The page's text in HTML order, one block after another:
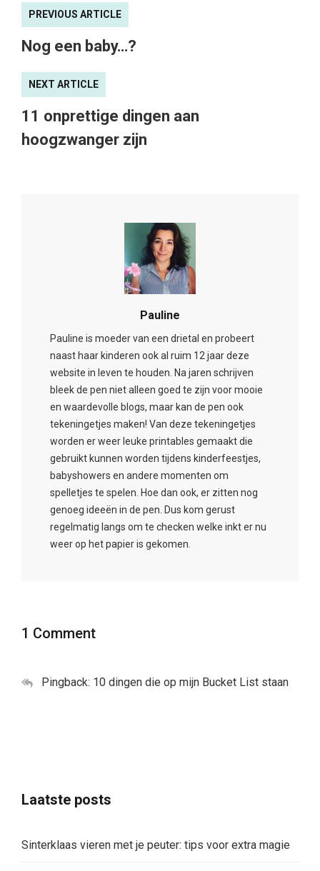
PREVIOUS ARTICLE
Nog een baby…?
NEXT ARTICLE
11 onprettige dingen aan
hoogzwanger zijn
Pauline
Pauline is moeder van een drietal en probeert
naast haar kinderen ook al ruim 12 jaar deze
website in leven te houden. Na jaren schrijven
bleek de pen niet alleen goed te zijn voor mooie
en waardevolle blogs, maar kan de pen ook
tekeningetjes maken! Van deze tekeningetjes
worden er weer leuke printables gemaakt die
gebruikt kunnen worden tijdens kinderfeestjes,
babyshowers en andere momenten om
spelletjes te spelen. Hoe dan ook, er zitten nog
genoeg ideeën in de pen. Dus kom gerust
regelmatig langs om te checken welke inkt er nu
weer op het papier is gekomen.
1 Comment
Pingback: 10 dingen die op mijn Bucket List staan
Laatste posts
Sinterklaas vieren met je peuter: tips voor extra magie